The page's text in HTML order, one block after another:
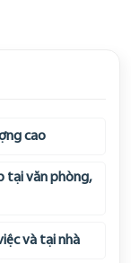
cao
tại văn phòng,
và tại nhà